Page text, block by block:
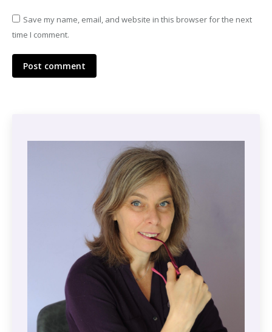
Save my name, email, and website in this browser for the next
time I comment.
Post comment